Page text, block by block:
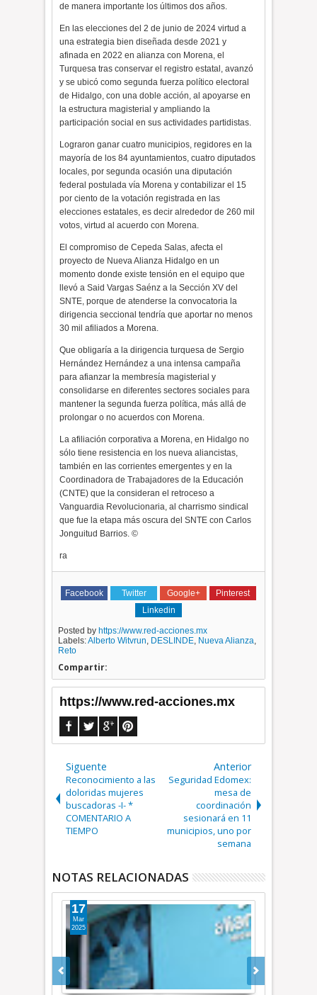
de manera importante los últimos dos años.
En las elecciones del 2 de junio de 2024 virtud a
una estrategia bien diseñada desde 2021 y
afinada en 2022 en alianza con Morena, el
Turquesa tras conservar el registro estatal, avanzó
y se ubicó como segunda fuerza político electoral
de Hidalgo, con una doble acción, al apoyarse en
la estructura magisterial y ampliando la
participación social en sus actividades partidistas.
Lograron ganar cuatro municipios, regidores en la
mayoría de los 84 ayuntamientos, cuatro diputados
locales, por segunda ocasión una diputación
federal postulada vía Morena y contabilizar el 15
por ciento de la votación registrada en las
elecciones estatales, es decir alrededor de 260 mil
votos, virtud al acuerdo con Morena.
El compromiso de Cepeda Salas, afecta el
proyecto de Nueva Alianza Hidalgo en un
momento donde existe tensión en el equipo que
llevó a Said Vargas Saénz a la Sección XV del
SNTE, porque de atenderse la convocatoria la
dirigencia seccional tendría que aportar no menos
30 mil afiliados a Morena.
Que obligaría a la dirigencia turquesa de Sergio
Hernández Hernández a una intensa campaña
para afianzar la membresía magisterial y
consolidarse en diferentes sectores sociales para
mantener la segunda fuerza política, más allá de
prolongar o no acuerdos con Morena.
La afiliación corporativa a Morena, en Hidalgo no
sólo tiene resistencia en los nueva aliancistas,
también en las corrientes emergentes y en la
Coordinadora de Trabajadores de la Educación
(CNTE) que la consideran el retroceso a
Vanguardia Revolucionaria, al charrismo sindical
que fue la etapa más oscura del SNTE con Carlos
Jonguitud Barrios. ©
ra
Facebook Twitter Google+
Pinterest
Linkedin
Posted by https://www.red-acciones.mx
Labels:Alberto Witvrun, DESLINDE, Nueva Alianza,
Reto
Compartir:
https://www.red-acciones.mx
Siguente
Reconocimiento a las
doloridas mujeres
buscadoras -I- *
COMENTARIO A
TIEMPO
Anterior
Seguridad Edomex:
mesa de
coordinación
sesionará en 11
municipios, uno por
semana
NOTAS RELACIONADAS
21
Dic
2025